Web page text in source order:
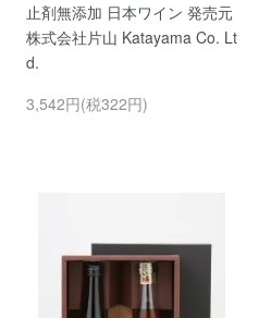
止剤無添加 日本ワイン 発売元
株式会社片山 Katayama Co. Lt
d.
3,542円(税322円)